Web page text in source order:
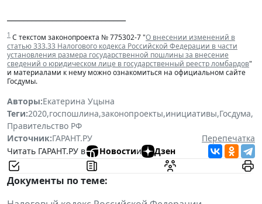
1 С текстом законопроекта № 775302-7 "О внесении изменений в
статью 333.33 Налогового кодекса Российской Федерации в части
установления размера государственной пошлины за внесение
сведений о юридическом лице в государственный реестр ломбардов"
и материалами к нему можно ознакомиться на официальном сайте
Госдумы.
Авторы:Екатерина Уцына
Теги:2020,госпошлина,законопроекты,инициативы,Госдума,
Правительство РФ
Источник:ГАРАНТ.РУ
Перепечатка
Читать ГАРАНТ.РУ в
Новостии Дзен
Документы по теме: